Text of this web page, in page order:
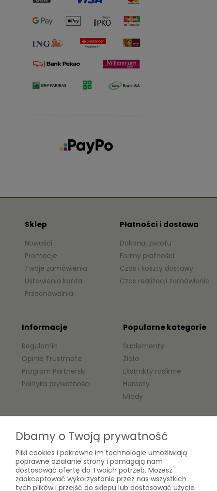
Laboratorium Zielarza Sp. z
o.o.
ul. Kopernika 10A
05-825 Grodzisk Mazowiecki
Sklep
Nowości
Promocje
Twoje zamówienia
Ustawienia konta
Przechowalnia
Płatności i dostawa
Dokonaj zwrotu
Formy płatności
Czas i koszty dostawy
Czas realizacji zamówienia
Informacje
Regulamin
Opinie Trustmate
Program Partnerski
Polityka prywatności
Popularne kategorie
Suplementy
Zioła
Ekstrakty roślinne
Herbaty
Miody
O nas
Kontakt
Biogram Henryk Różański
Blog
O firmie
Dbamy o Twoją prywatność
Pliki cookies i pokrewne im technologie umożliwiają
poprawne działanie strony i pomagają nam
dostosować ofertę do Twoich potrzeb. Możesz
zaakceptować wykorzystanie przez nas wszystkich
tych plików i przejść do sklepu lub dostosować użycie